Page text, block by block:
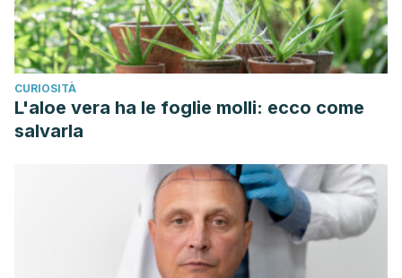
CURIOSITÀ
L'aloe vera ha le foglie molli: ecco come
salvarla